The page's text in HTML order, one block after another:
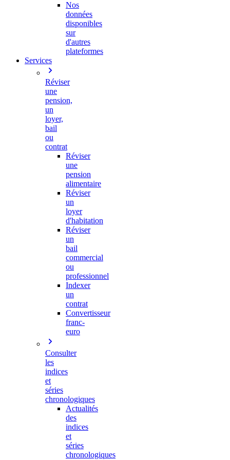
Nos
données
disponibles
sur
d'autres
plateformes
Services
Réviser
une
pension,
un
loyer,
bail
ou
contrat
Réviser
une
pension
alimentaire
Réviser
un
loyer
d'habitation
Réviser
un
bail
commercial
ou
professionnel
Indexer
un
contrat
Convertisseur
franc-
euro
Consulter
les
indices
et
séries
chronologiques
Actualités
des
indices
et
séries
chronologiques